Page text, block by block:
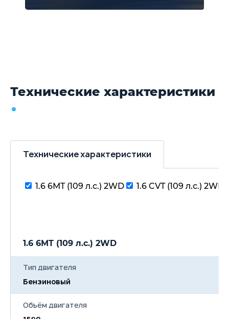
Технические характеристики
Технические характеристики
1.6 6MT (109 л.с.) 2WD 1.6 CVT (109 л.с.) 2WD
1.6 6MT (109 л.с.) 2WD
Тип двигателя
Бензиновый
Объём двигателя